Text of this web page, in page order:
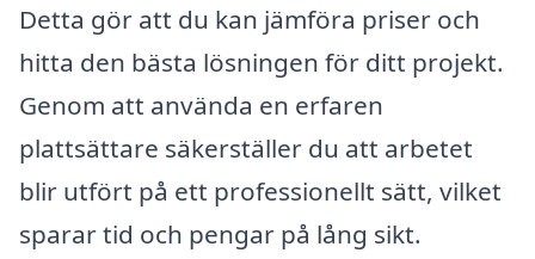
Detta gör att du kan jämföra priser och
hitta den bästa lösningen för ditt projekt.
Genom att använda en erfaren
plattsättare säkerställer du att arbetet
blir utfört på ett professionellt sätt, vilket
sparar tid och pengar på lång sikt.